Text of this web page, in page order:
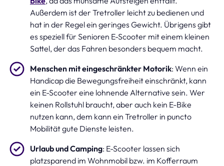
Außerdem ist der Tretroller leicht zu bedienen und
hat in der Regel ein geringes Gewicht. Übrigens gibt
es speziell für Senioren E-Scooter mit einem kleinen
Sattel, der das Fahren besonders bequem macht.
Menschen mit eingeschränkter Motorik: Wenn ein
Handicap die Bewegungsfreiheit einschränkt, kann
ein E-Scooter eine lohnende Alternative sein. Wer
keinen Rollstuhl braucht, aber auch kein E-Bike
nutzen kann, dem kann ein Tretroller in puncto
Mobilität gute Dienste leisten.
Urlaub und Camping: E-Scooter lassen sich
platzsparend im Wohnmobil bzw. im Kofferraum